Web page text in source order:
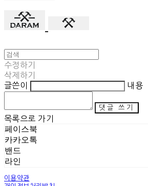
수정하기
삭제하기
글쓴이
내용
댓글 쓰기
목록으로 가기
페이스북
카카오톡
밴드
라인
이용약관